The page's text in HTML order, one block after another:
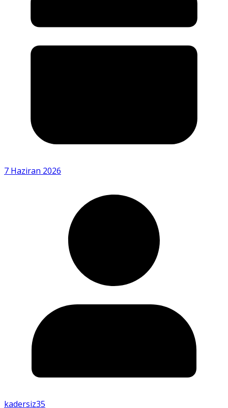
7 Haziran 2026
kadersiz35